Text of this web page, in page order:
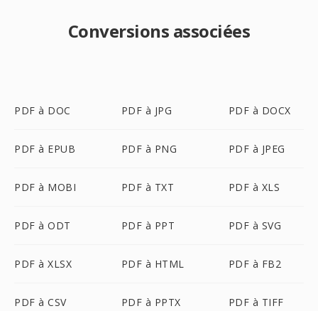
Conversions associées
PDF à DOC PDF à JPG PDF à DOCX
PDF à EPUB PDF à PNG PDF à JPEG
PDF à MOBI PDF à TXT PDF à XLS
PDF à ODT PDF à PPT PDF à SVG
PDF à XLSX PDF à HTML PDF à FB2
PDF à CSV PDF à PPTX PDF à TIFF